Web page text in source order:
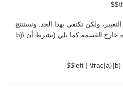
ولكن نكتفي بهذا الحد. ونستنتج
أنه يمكننا كتابة قاعدة عامة لقوة خارج القسمة كما يلي (بشرط أن \(b